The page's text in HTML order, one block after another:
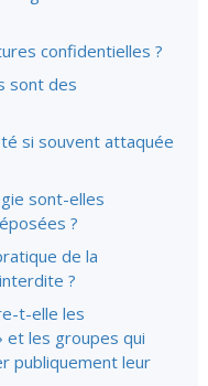
confidentielles ?
sont des
si souvent attaquée
sont-elles
?
de la
?
t-elle les
et les groupes qui
publiquement leur